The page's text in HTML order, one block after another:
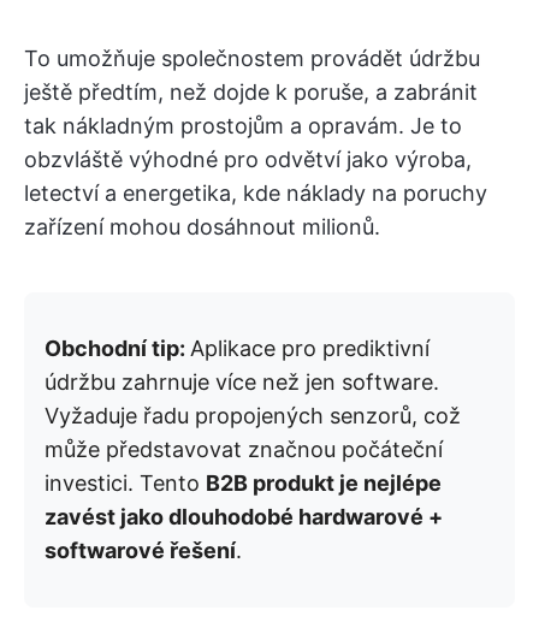
To umožňuje společnostem provádět údržbu
ještě předtím, než dojde k poruše, a zabránit
tak nákladným prostojům a opravám. Je to
obzvláště výhodné pro odvětví jako výroba,
letectví a energetika, kde náklady na poruchy
zařízení mohou dosáhnout milionů.
Obchodní tip: Aplikace pro prediktivní
údržbu zahrnuje více než jen software.
Vyžaduje řadu propojených senzorů, což
může představovat značnou počáteční
investici. Tento B2B produkt je nejlépe
zavést jako dlouhodobé hardwarové +
softwarové řešení.